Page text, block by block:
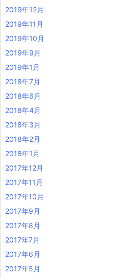
2019年12月
2019年11月
2019年10月
2019年9月
2019年1月
2018年7月
2018年6月
2018年4月
2018年3月
2018年2月
2018年1月
2017年12月
2017年11月
2017年10月
2017年9月
2017年8月
2017年7月
2017年6月
2017年5月